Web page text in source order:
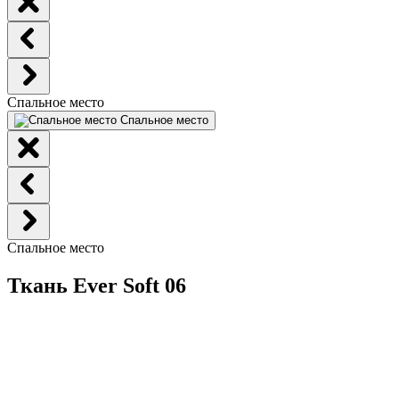
Спальное место
Спальное место
Спальное место
Ткань Ever Soft 06